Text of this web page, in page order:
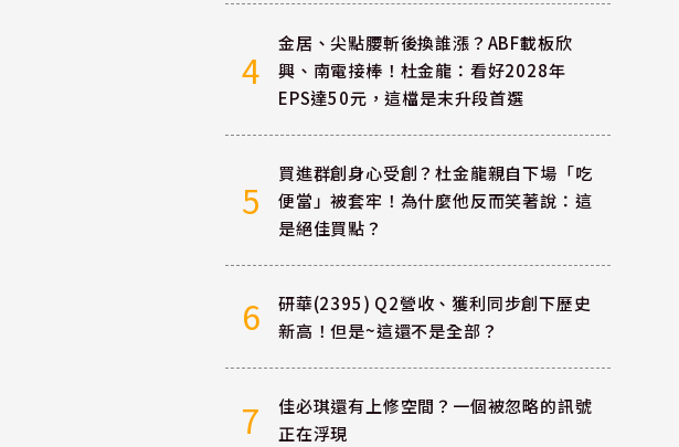
4
金居、尖點腰斬後換誰漲？ABF載板欣
興、南電接棒！杜金龍：看好2028年
EPS達50元，這檔是末升段首選
5
買進群創身心受創？杜金龍親自下場「吃
便當」被套牢！為什麼他反而笑著說：這
是絕佳買點？
6
研華(2395) Q2營收、獲利同步創下歷史
新高！但是~這還不是全部？
7
佳必琪還有上修空間？一個被忽略的訊號
正在浮現